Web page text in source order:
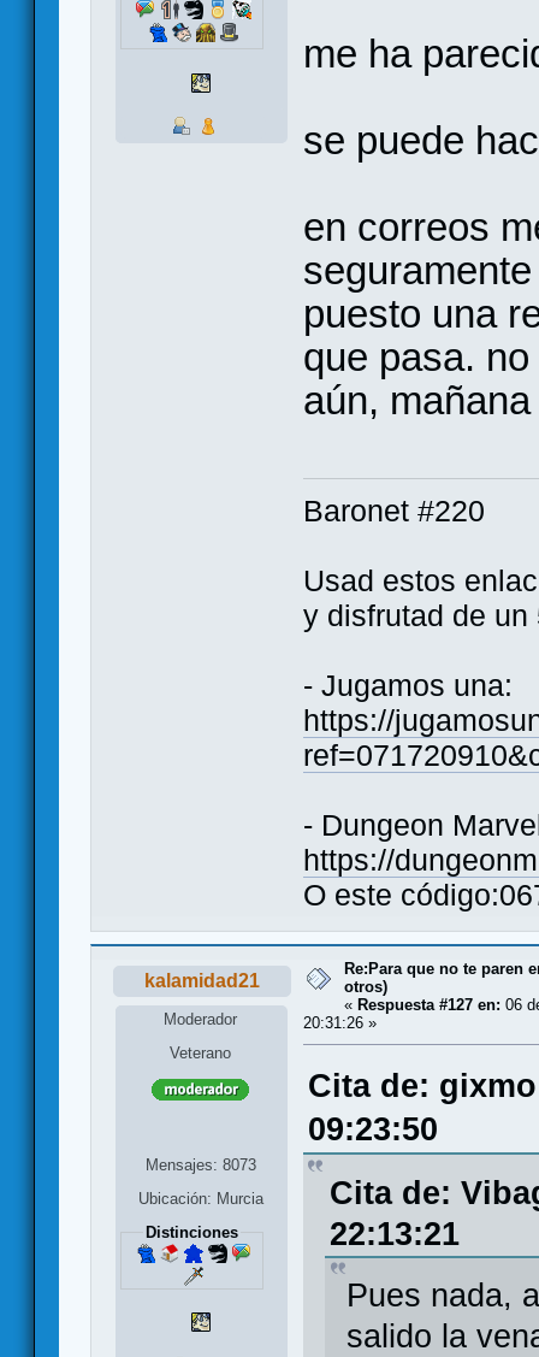
me ha
se puede
en correos
puesto una
que pasa.
aún,
Baronet #220
Usad estos
y disfrutad de un
- Jugamos una:
https://
- Dungeon
https://
O este
kalamidad21
Moderador
Veterano
Mensajes: 8073
Ubicación: Murcia
Distinciones
Re:Para que no te paren
otros)
« Respuesta #127 en: 06
20:31:26 »
Cita de:
09:23:50
Cita de:
22:13:21
Pues nada,
salido la